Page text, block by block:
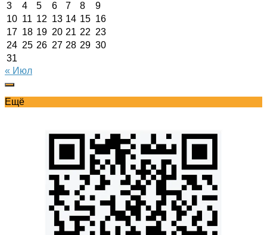
3
4 5 6 7 8
9
10 11 12 13 14 15 16
17 18 19 20 21 22 23
24 25 26 27 28 29 30
31
« Июл
Ещё